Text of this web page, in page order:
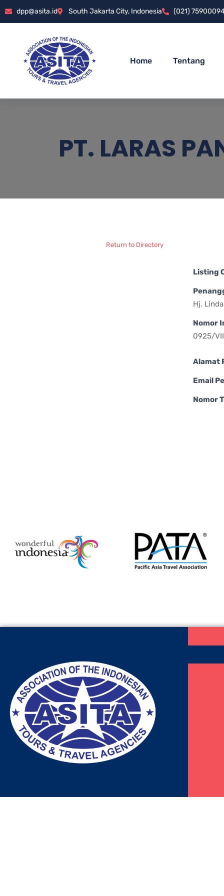
dpp@asita.id South Jakarta City, Indonesia (021)
Home Tentang
PT. LARAS
Return to Directory
Listing
Hj.
Nomor
0925/
Alamat
Email
Nomor